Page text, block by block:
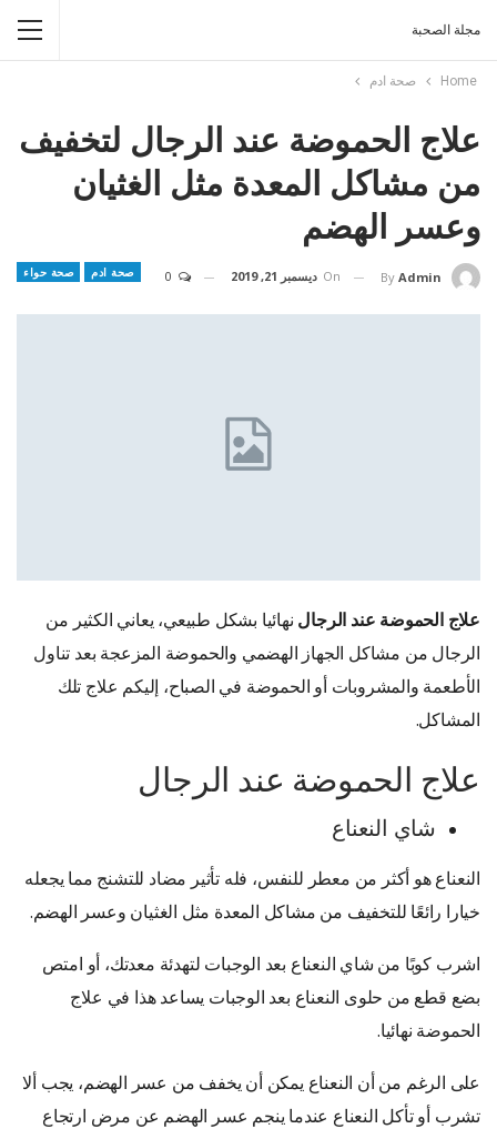
مجلة الصحبة
Home صحة ادم
علاج الحموضة عند الرجال لتخفيف
من مشاكل المعدة مثل الغثيان
وعسر الهضم
صحة ادم صحة حواء By Admin
On ديسمبر 21, 2019
علاج الحموضة عند الرجال نهائيا بشكل طبيعي، يعاني الكثير من
الرجال من مشاكل الجهاز الهضمي والحموضة المزعجة بعد تناول
الأطعمة والمشروبات أو الحموضة في الصباح، إليكم علاج تلك
المشاكل.
علاج الحموضة عند الرجال
شاي النعناع
النعناع هو أكثر من معطر للنفس، فله تأثير مضاد للتشنج مما يجعله
خيارا رائعًا للتخفيف من مشاكل المعدة مثل الغثيان وعسر الهضم.
اشرب كوبًا من شاي النعناع بعد الوجبات لتهدئة معدتك، أو امتص
بضع قطع من حلوى النعناع بعد الوجبات يساعد هذا في علاج
الحموضة نهائيا.
على الرغم من أن النعناع يمكن أن يخفف من عسر الهضم، يجب ألا
تشرب أو تأكل النعناع عندما ينجم عسر الهضم عن مرض ارتجاع